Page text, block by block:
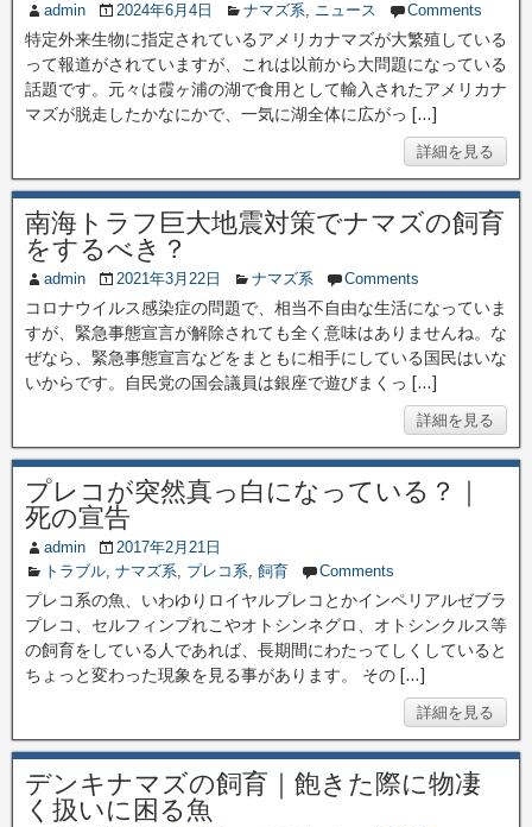
admin 2024年6月4日 ナマズ系, ニュース Comments
特定外来生物に指定されているアメリカナマズが大繁殖している
って報道がされていますが、これは以前から大問題になっている
話題です。元々は霞ヶ浦の湖で食用として輸入されたアメリカナ
マズが脱走したかなにかで、一気に湖全体に広がっ […]
詳細を見る
南海トラフ巨大地震対策でナマズの飼育
をするべき？
admin 2021年3月22日 ナマズ系 Comments
コロナウイルス感染症の問題で、相当不自由な生活になっていま
すが、緊急事態宣言が解除されても全く意味はありませんね。な
ぜなら、緊急事態宣言などをまともに相手にしている国民はいな
いからです。自民党の国会議員は銀座で遊びまくっ […]
詳細を見る
プレコが突然真っ白になっている？｜
死の宣告
admin
2017年2月21日
トラブル, ナマズ系, プレコ系, 飼育 Comments
プレコ系の魚、いわゆりロイヤルプレコとかインペリアルゼブラ
プレコ、セルフィンプれこやオトシンネグロ、オトシンクルス等
の飼育をしている人であれば、長期間にわたってしくしていると
ちょっと変わった現象を見る事があります。 その […]
詳細を見る
デンキナマズの飼育｜飽きた際に物凄
く扱いに困る魚